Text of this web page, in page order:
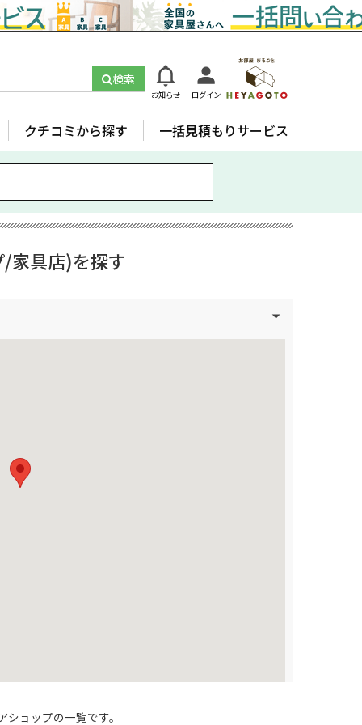
検索
お知らせ ログイン
クチコミから探す 一括見積もりサービス
家具店)を探す
ョップの一覧です。